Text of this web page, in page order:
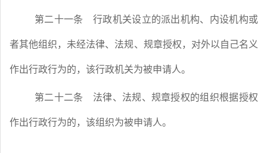
第二十一条 行政机关设立的派出机构、内设机构或
者其他组织，未经法律、法规、规章授权，对外以自己名义
作出行政行为的，该行政机关为被申请人。
第二十二条 法律、法规、规章授权的组织根据授权
作出行政行为的，该组织为被申请人。